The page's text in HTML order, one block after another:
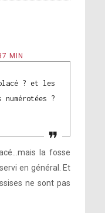
MIN
? et les
?
la fosse
en général. Et
ne sont pas